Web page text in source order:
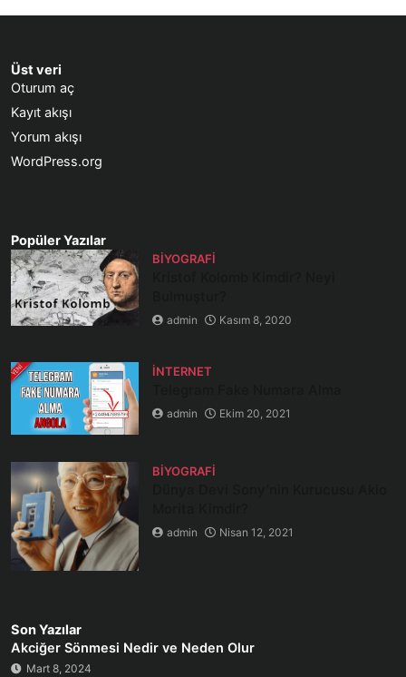
Üst veri
Oturum aç
Kayıt akışı
Yorum akışı
WordPress.org
Popüler Yazılar
BIYOGRAFI
admin Kasım 8, 2020
İNTERNET
admin Ekim 20, 2021
BIYOGRAFI
admin Nisan 12, 2021
Son Yazılar
Akciğer Sönmesi Nedir ve Neden Olur
Mart 8, 2024